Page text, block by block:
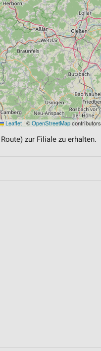
Leaflet | ©OpenStreetMapcontributors
zur Filiale zu erhalten.